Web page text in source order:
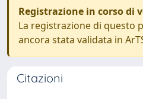
Registrazione in corso di
La registrazione di questo
ancora stata validata in
Citazioni